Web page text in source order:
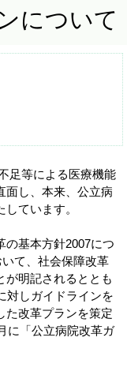
について
足等による医療機能
面し、本来、公立病
ています。
の基本方針2007につ
て、社会保障改革
が明記されるととも
対しガイドラインを
た改革プランを策定
に「公立病院改革ガ